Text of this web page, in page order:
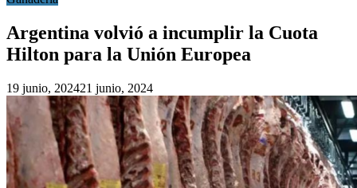
Argentina volvió a incumplir la Cuota
Hilton para la Unión Europea
19 junio, 202421 junio, 2024